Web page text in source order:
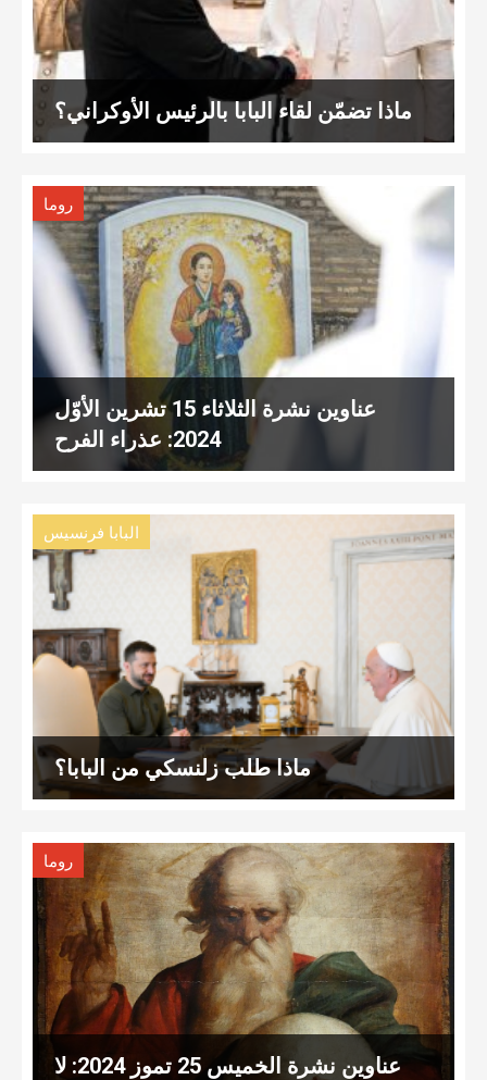
ماذا تضمّن لقاء البابا بالرئيس الأوكراني؟
روما
عناوين نشرة الثلاثاء 15 تشرين الأوّل
2024: عذراء الفرح
البابا فرنسيس
ماذا طلب زلنسكي من البابا؟
روما
عناوين نشرة الخميس 25 تموز 2024: لا